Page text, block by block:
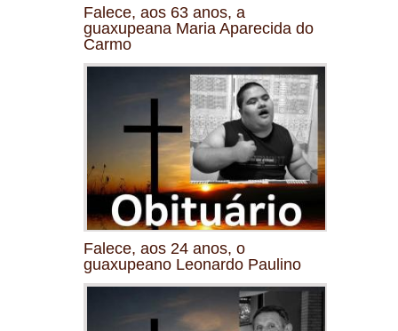
Falece, aos 63 anos, a
guaxupeana Maria Aparecida do
Carmo
Falece, aos 24 anos, o
guaxupeano Leonardo Paulino